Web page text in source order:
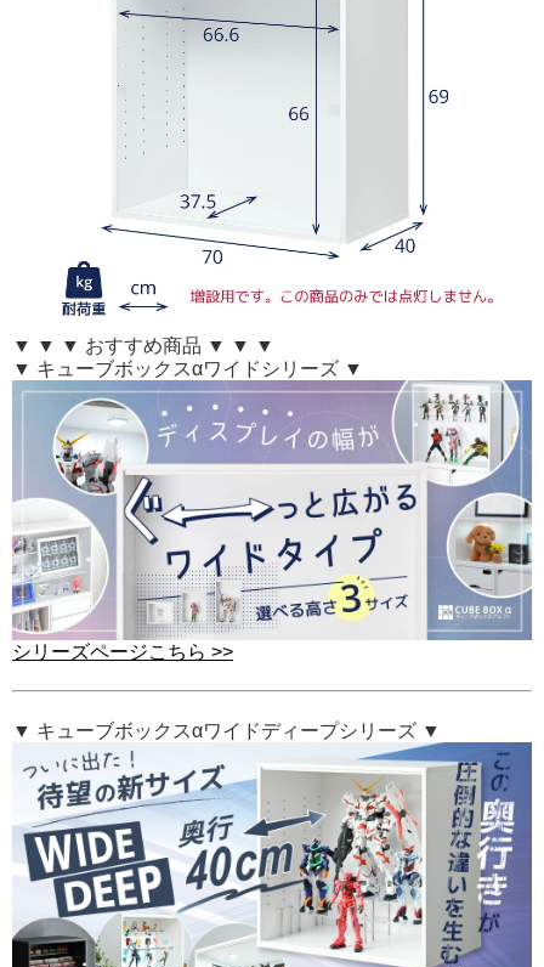
▼ ▼ ▼ おすすめ商品 ▼ ▼ ▼
▼ キューブボックスαワイドシリーズ ▼
シリーズページこちら >>
▼ キューブボックスαワイドディープシリーズ ▼